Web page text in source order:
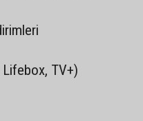
Lifebox, TV+)